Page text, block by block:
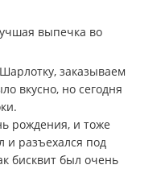
выпечка во
заказываем
вкусно, но сегодня
рождения, и тоже
и разъехался под
бисквит был очень